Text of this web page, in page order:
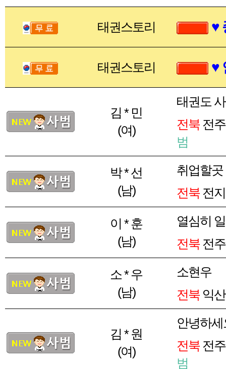
태권스토리 ♥
태권스토리 ♥
김 * 민
(여)
태권도
전북전주
범
박 * 선
(남)
취업할
전북전
이 * 훈
(남)
열심히
전북전주
소 * 우
(남)
소현우
전북익
김 * 원
(여)
안녕하세
전북전주
범